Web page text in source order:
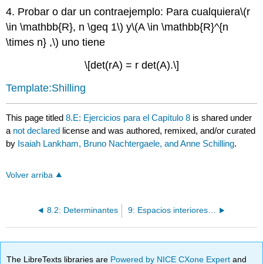
4. Probar o dar un contraejemplo: Para cualquiera\(r
\in \mathbb{R}, n \geq 1\) y\(A \in \mathbb{R}^{n
\times n} ,\) uno tiene
\[det(rA) = r det(A).\]
Template:Shilling
This page titled8.E: Ejercicios para el Capítulo 8 is shared under
a not declared license and was authored, remixed, and/or curated
by Isaiah Lankham, Bruno Nachtergaele, and Anne Schilling.
Volver arriba
8.2: Determinantes 9: Espacios interiores de productos
The LibreTexts libraries are Powered by NICE CXone Expertand